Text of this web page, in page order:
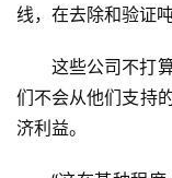
智
能
A
线，在去除和验证
这些公司不打
们不会从他们支持
济利益。